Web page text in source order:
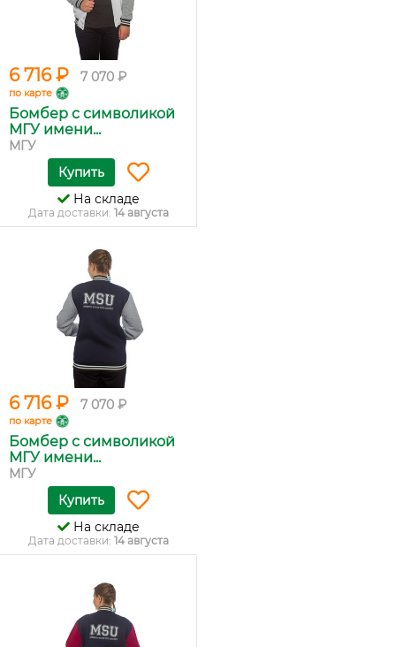
6 716 ₽ 7 070 ₽
по карте
Бомбер с символикой
МГУ имени...
МГУ
Купить
На складе
Дата доставки: 14 августа
6 716 ₽ 7 070 ₽
по карте
Бомбер с символикой
МГУ имени...
МГУ
Купить
На складе
Дата доставки: 14 августа